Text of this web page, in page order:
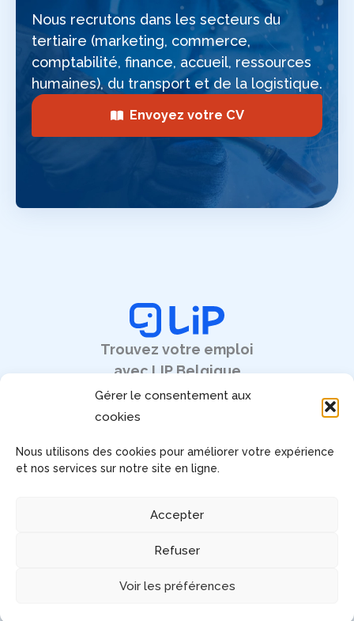
Gérer le consentement aux
cookies
Nous utilisons des cookies pour améliorer votre expérience
et nos services sur notre site en ligne.
Accepter
Refuser
Voir les préférences
Nous recrutons dans les secteurs du
tertiaire (marketing, commerce,
comptabilité, finance, accueil, ressources
humaines), du transport et de la logistique.
Envoyez votre CV
Trouvez votre emploi
avec LIP Belgique
Pages légales
CGU
Gérez votre consentement